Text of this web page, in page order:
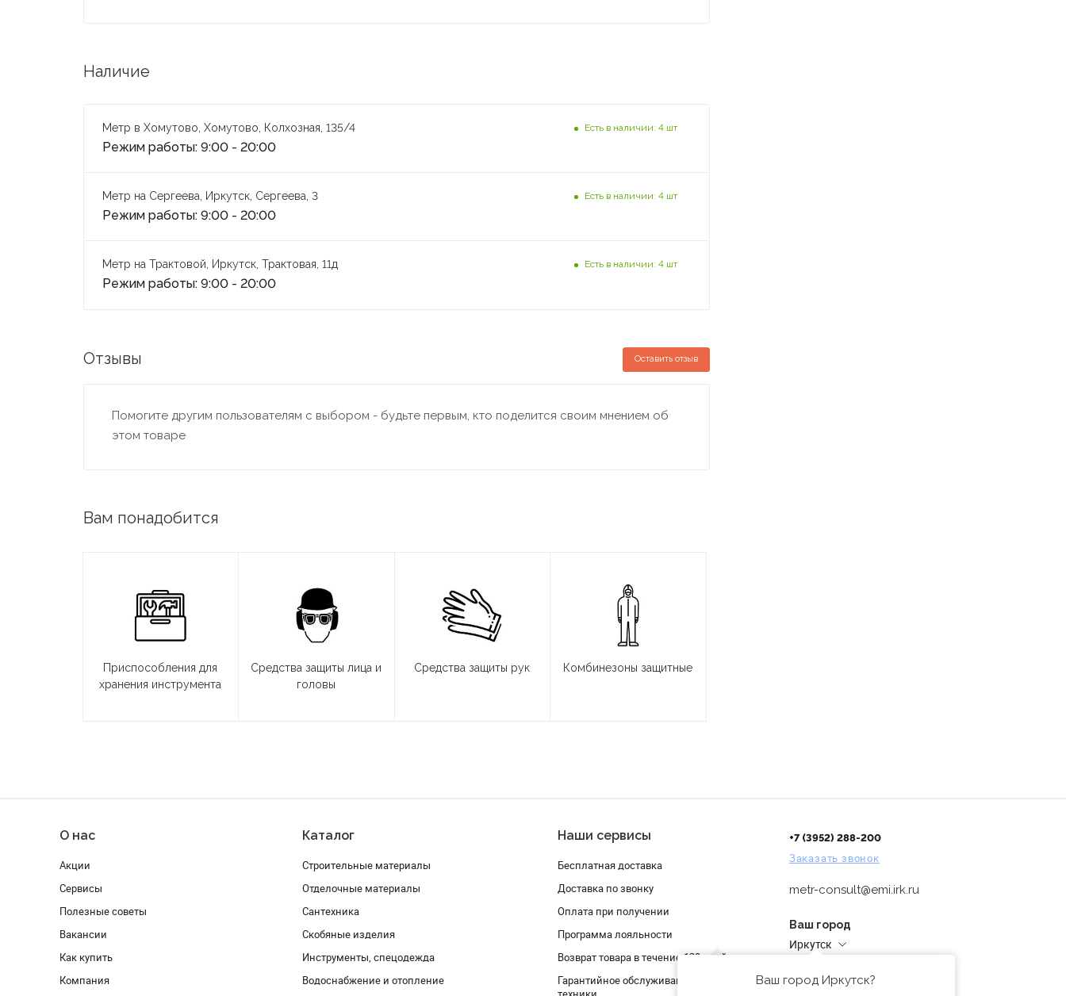
Наличие
Метр в Хомутово, Хомутово, Колхозная, 135/4
Режим работы: 9:00 - 20:00
Есть в наличии: 4 шт
Метр на Сергеева, Иркутск, Сергеева, 3
Режим работы: 9:00 - 20:00
Есть в наличии: 4 шт
Метр на Трактовой, Иркутск, Трактовая, 11д
Режим работы: 9:00 - 20:00
Есть в наличии: 4 шт
Отзывы Оставить отзыв
Помогите другим пользователям с выбором - будьте первым, кто поделится своим мнением об
этом товаре
Вам понадобится
Приспособления для
хранения инструмента
Средства защиты лица и
головы
Средства защиты рук Комбинезоны защитные
О нас
Акции
Сервисы
Полезные советы
Вакансии
Как купить
Компания
Каталог
Строительные материалы
Отделочные материалы
Сантехника
Скобяные изделия
Инструменты, спецодежда
Водоснабжение и отопление
Наши сервисы
Бесплатная доставка
Доставка по звонку
Оплата при получении
Программа лояльности
Возврат товара в течение 120 дней
Гарантийное обслуживание и проверка
+7 (3952) 288-200
Заказать звонок
metr-consult@emi.irk.ru
Ваш город
Иркутск
Ваш город Иркутск?